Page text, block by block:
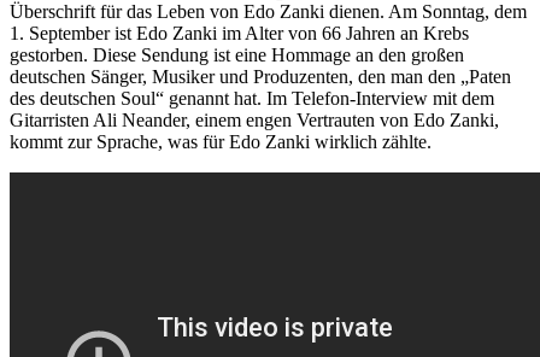
Überschrift für das Leben von Edo Zanki dienen. Am Sonntag, dem
1. September ist Edo Zanki im Alter von 66 Jahren an Krebs
gestorben. Diese Sendung ist eine Hommage an den großen
deutschen Sänger, Musiker und Produzenten, den man den „Paten
des deutschen Soul“ genannt hat. Im Telefon-Interview mit dem
Gitarristen Ali Neander, einem engen Vertrauten von Edo Zanki,
kommt zur Sprache, was für Edo Zanki wirklich zählte.